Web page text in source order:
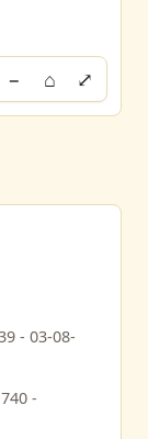
− ⌂ ⤢
- 03-08-
-